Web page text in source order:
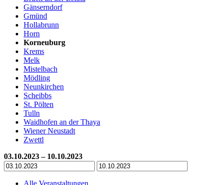
Gänserndorf
Gmünd
Hollabrunn
Horn
Korneuburg
Krems
Melk
Mistelbach
Mödling
Neunkirchen
Scheibbs
St. Pölten
Tulln
Waidhofen an der Thaya
Wiener Neustadt
Zwettl
03.10.2023 – 10.10.2023
Alle Veranstaltungen